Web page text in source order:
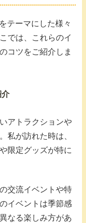
テーマにした様々
では、これらのイ
コツをご紹介しま
アトラクションや
私が訪れた時は、
限定グッズが特に
交流イベントや特
イベントは季節感
なる楽しみ方があ